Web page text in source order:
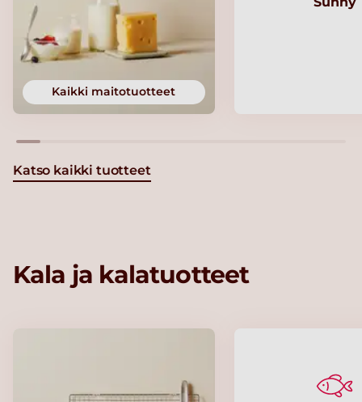
Kaikki maitotuotteet
Katso kaikki tuotteet
Kala ja kalatuotteet